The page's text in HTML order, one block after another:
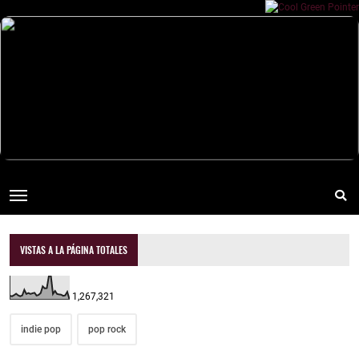
VISTAS A LA PÁGINA TOTALES
1,267,321
indie pop pop rock